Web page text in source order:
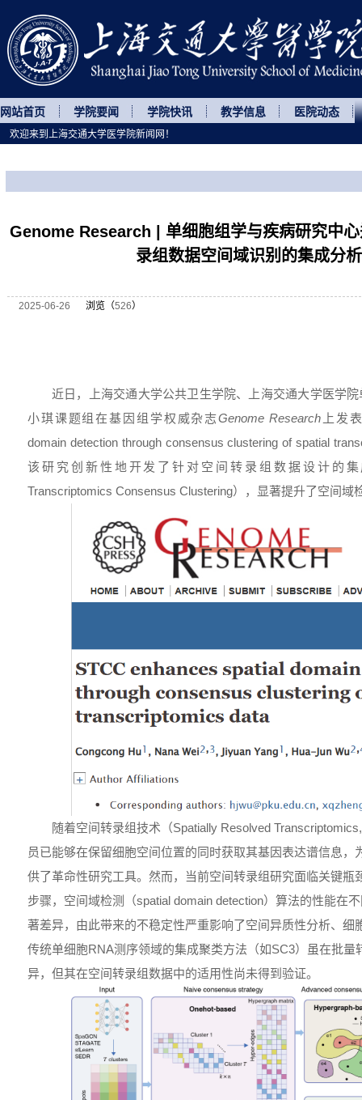
网站首页 学院要闻 学院快讯 教学信息 医院动态
Genome Research | 单细胞组学与疾病研究中
录组数据空间域识别的集成分
2025-06-26 浏览（526）
近日，上海交通大学公共卫生学院、上海交通大学医学
小琪课题组在基因组学权威杂志Genome Research 上发
domain detection through consensus clustering of spatial
该研究创新性地开发了针对空间转录组数据设计的集
Transcriptomics Consensus Clustering），显著提升了空间域
随着空间转录组技术（Spatially Resolved
员已能够在保留细胞空间位置的同时获取其基因表达谱信息，
供了革命性研究工具。然而，当前空间转录组研究面临关键瓶
步骤，空间域检测（spatial domain detection）算法的性能在
著差异，由此带来的不稳定性严重影响了空间异质性分析、细
传统单细胞RNA测序领域的集成聚类方法（如SC3）虽在批量
异，但其在空间转录组数据中的适用性尚未得到验证。
欢迎来到上海交通大学医学院新闻网！